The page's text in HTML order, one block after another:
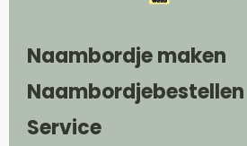
Naambordje maken
Naambordjebestellen
Service